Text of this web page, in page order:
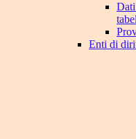
Enti di